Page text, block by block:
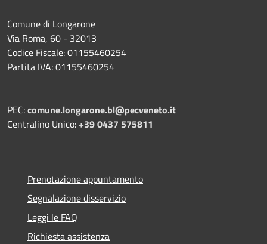
Comune di Longarone
Via Roma, 60 - 32013
Codice Fiscale: 01155460254
Partita IVA: 01155460254
PEC:comune.longarone.bl@pecveneto.it
Centralino Unico:+39 0437 575811
Prenotazione appuntamento
Segnalazione disservizio
Leggi le FAQ
Richiesta assistenza